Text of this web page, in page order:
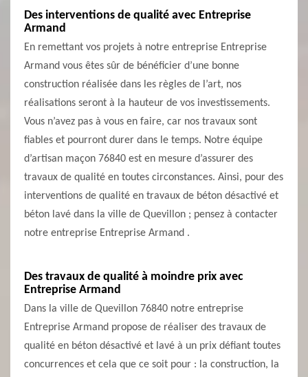
Des interventions de qualité avec Entreprise
Armand
En remettant vos projets à notre entreprise Entreprise
Armand vous êtes sûr de bénéficier d’une bonne
construction réalisée dans les règles de l’art, nos
réalisations seront à la hauteur de vos investissements.
Vous n’avez pas à vous en faire, car nos travaux sont
fiables et pourront durer dans le temps. Notre équipe
d’artisan maçon 76840 est en mesure d’assurer des
travaux de qualité en toutes circonstances. Ainsi, pour des
interventions de qualité en travaux de béton désactivé et
béton lavé dans la ville de Quevillon ; pensez à contacter
notre entreprise Entreprise Armand .
Des travaux de qualité à moindre prix avec
Entreprise Armand
Dans la ville de Quevillon 76840 notre entreprise
Entreprise Armand propose de réaliser des travaux de
qualité en béton désactivé et lavé à un prix défiant toutes
concurrences et cela que ce soit pour : la construction, la